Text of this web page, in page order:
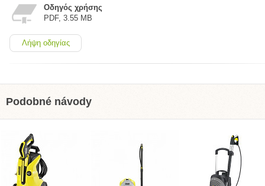
Οδηγός χρήσης
PDF, 3.55 MB
Λήψη οδηγίας
Podobné návody